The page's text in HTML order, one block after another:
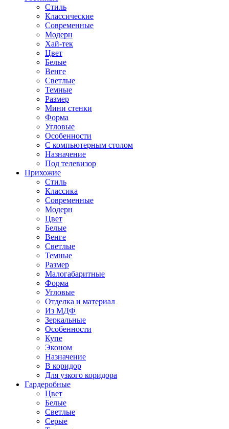
Стиль
Классические
Современные
Модерн
Хай-тек
Цвет
Белые
Венге
Светлые
Темные
Размер
Мини стенки
Форма
Угловые
Особенности
С компьютерным столом
Назначение
Под телевизор
Прихожие
Стиль
Классика
Современные
Модерн
Цвет
Белые
Венге
Светлые
Темные
Размер
Малогабаритные
Форма
Угловые
Отделка и материал
Из МДФ
Зеркальные
Особенности
Купе
Эконом
Назначение
В коридор
Для узкого коридора
Гардеробные
Цвет
Белые
Светлые
Серые